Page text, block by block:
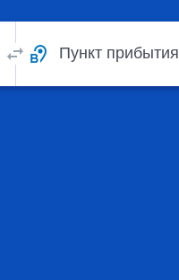
Пункт прибытия